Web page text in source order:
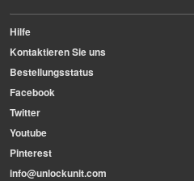
Hilfe
Kontaktieren Sie uns
Bestellungsstatus
Facebook
Twitter
Youtube
Pinterest
info@unlockunit.com